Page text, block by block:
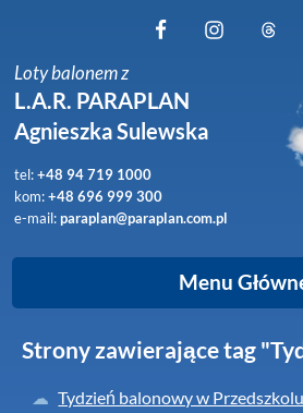
Obserwuj
Loty balonem z
L.A.R. PARAPLAN
Agnieszka Sulewska
tel:+48 94 719 1000
kom:+48 696 999 300
e-mail:paraplan@paraplan.com.pl
Menu
Strony zawierające tag
Tydzień balonowy w